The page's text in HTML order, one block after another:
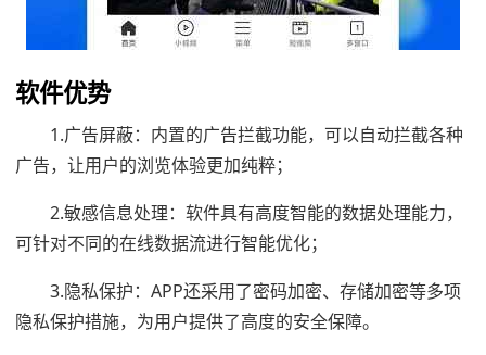
软件优势
1.广告屏蔽：内置的广告拦截功能，可以自动拦截各种
广告，让用户的浏览体验更加纯粹；
2.敏感信息处理：软件具有高度智能的数据处理能力，
可针对不同的在线数据流进行智能优化；
3.隐私保护：APP还采用了密码加密、存储加密等多项
隐私保护措施，为用户提供了高度的安全保障。